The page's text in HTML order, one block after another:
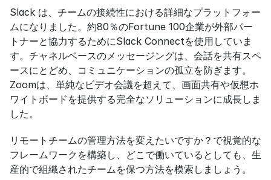
Slack は、チームの接続性における詳細なプラットフォー
ムになりました。約80％のFortune 100企業が外部パー
トナーと協力するためにSlack Connectを使用していま
す。チャネルベースのメッセージングは、会話を共有スペ
ースにとどめ、コミュニケーションの孤立を防ぎます。
Zoomは、単純なビデオ会議を超えて、画面共有や仮想ホ
ワイトボードを提供する完全なソリューションに成長しま
した。
リモートチームの管理方法を変えたいですか？で視覚的な
フレームワークを構築し、どこで働いているとしても、生
産的で組織されたチームを保つ方法を模索しましょう。